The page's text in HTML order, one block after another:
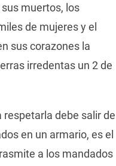
muertos, los
de mujeres y el
sus corazones la
irredentas un 2 de
respetarla debe salir de
en un armario, es el
a los mandados